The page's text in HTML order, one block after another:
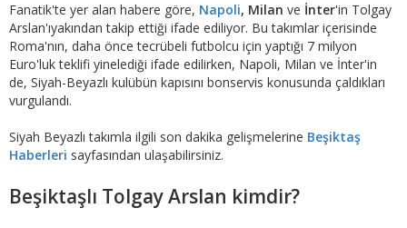
Fanatik'te yer alan habere göre, Napoli, Milan ve İnter'in Tolgay
Arslan'ıyakından takip ettiği ifade ediliyor. Bu takımlar içerisinde
Roma'nın, daha önce tecrübeli futbolcu için yaptığı 7 milyon
Euro'luk teklifi yinelediği ifade edilirken, Napoli, Milan ve İnter'in
de, Siyah-Beyazlı kulübün kapısını bonservis konusunda çaldıkları
vurgulandı.
Siyah Beyazlı takımla ilgili son dakika gelişmelerine Beşiktaş
Haberleri sayfasından ulaşabilirsiniz.
Beşiktaşlı Tolgay Arslan kimdir?